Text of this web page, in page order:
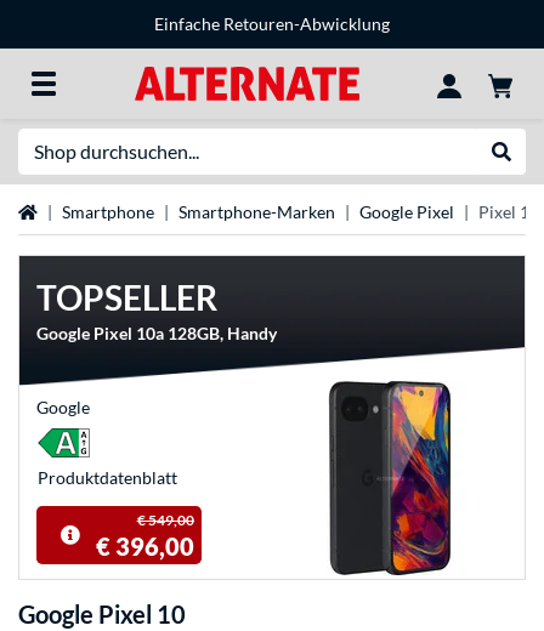
Einfache Retouren-Abwicklung
StartseiteSmartphone Smartphone-Marken Google Pixel Pixel 10
TOPSELLER
Google Pixel 10a 128GB, Handy
Google
Produkt­datenblatt
€ 549,00
€ 396,00
Google Pixel 10